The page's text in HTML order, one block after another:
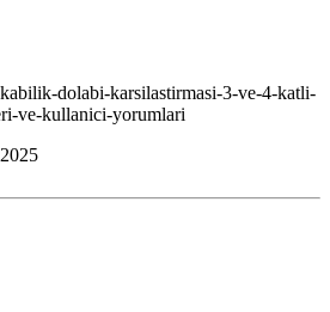
dolabi-karsilastirmasi-3-ve-4-katli-
ve-kullanici-yorumlari